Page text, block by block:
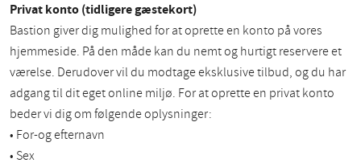
Privat konto (tidligere gæstekort)
Bastion giver dig mulighed for at oprette en konto på vores
hjemmeside. På den måde kan du nemt og hurtigt reservere et
værelse. Derudover vil du modtage eksklusive tilbud, og du har
adgang til dit eget online miljø. For at oprette en privat konto
beder vi dig om følgende oplysninger:
• For-og efternavn
• Sex